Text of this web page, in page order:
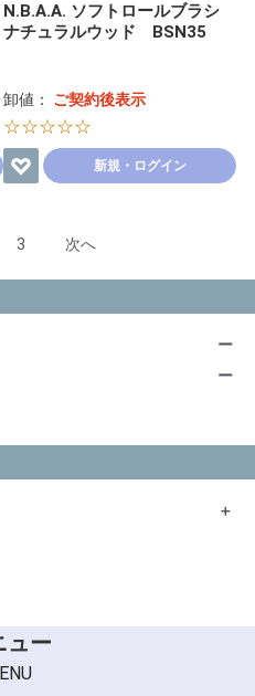
ー
ー
＋
N.B.A.A. ソフトロールブラシ
ナチュラルウッド BSN35
卸値： ご契約後表示
☆☆☆☆☆
新規・ログイン
3 次へ
ュー